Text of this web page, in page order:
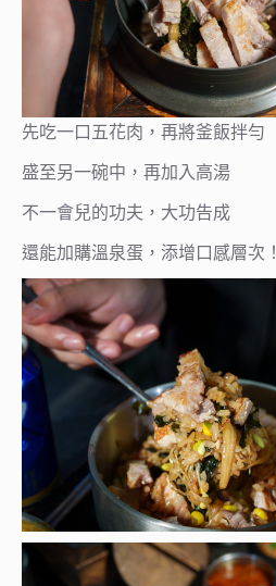
先吃一口五花肉，再將釜飯拌勻
盛至另一碗中，再加入高湯
不一會兒的功夫，大功告成
還能加購溫泉蛋，添增口感層次！